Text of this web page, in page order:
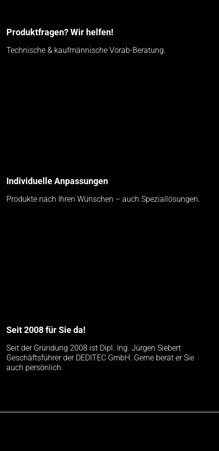
Produktfragen? Wir helfen!
Technische & kaufmännische Vorab-Beratung.
Individuelle Anpassungen
Produkte nach Ihren Wünschen – auch Speziallösungen.
Seit 2008 für Sie da!
Seit der Gründung 2008 ist Dipl. Ing. Jürgen Siebert
Geschäftsführer der DEDITEC GmbH. Gerne berät er Sie
auch persönlich.